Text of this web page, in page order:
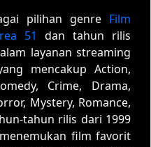
pilihan genre Film
51
dan tahun rilis
layanan streaming
mencakup Action,
Crime, Drama,
Mystery, Romance,
tahun rilis dari 1999
film favorit